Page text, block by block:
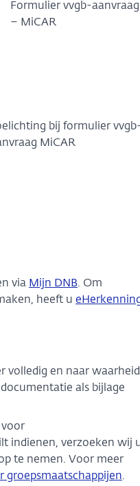
Formulier vvgb-aanvraag
– MiCAR
bij formulier
MiCAR
via Mijn DNB. Om
heeft u
volledig en naar waarheid
als bijlage
voor
indienen, verzoeken wij
te nemen. Voor meer
groepsmaatschappijen.